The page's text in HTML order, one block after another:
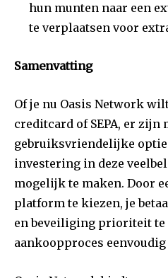
hun munten naar een
te verplaatsen voor
Samenvatting
Of je nu Oasis Network
creditcard of SEPA, er zijn
gebruiksvriendelijke
investering in deze
mogelijk te maken. Door
platform te kiezen, je
en beveiliging prioriteit te
aankoopproces